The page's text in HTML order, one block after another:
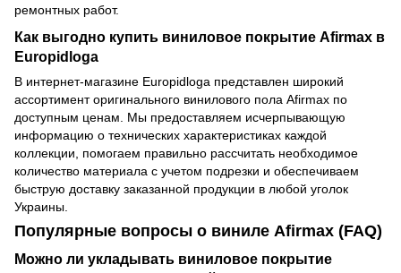
ремонтных работ.
Как выгодно купить виниловое покрытие Afirmax в
Europidloga
В интернет-магазине Europidloga представлен широкий
ассортимент оригинального винилового пола Afirmax по
доступным ценам. Мы предоставляем исчерпывающую
информацию о технических характеристиках каждой
коллекции, помогаем правильно рассчитать необходимое
количество материала с учетом подрезки и обеспечиваем
быструю доставку заказанной продукции в любой уголок
Украины.
Популярные вопросы о виниле Afirmax (FAQ)
Можно ли укладывать виниловое покрытие